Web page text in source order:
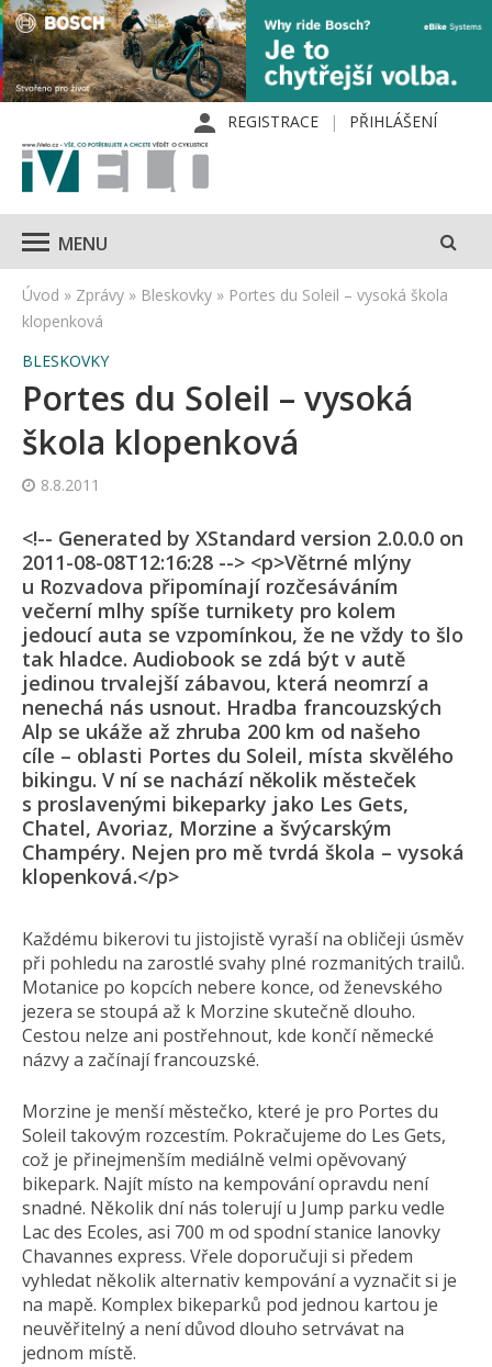
REGISTRACE PŘIHLÁŠENÍ
MENU
Úvod » Zprávy » Bleskovky » Portes du Soleil – vysoká škola
klopenková
BLESKOVKY
Portes du Soleil – vysoká
škola klopenková
8.8.2011
<!-- Generated by XStandard version 2.0.0.0 on
2011-08-08T12:16:28 --> <p>Větrné mlýny
u Rozvadova připomínají rozčesáváním
večerní mlhy spíše turnikety pro kolem
jedoucí auta se vzpomínkou, že ne vždy to šlo
tak hladce. Audiobook se zdá být v autě
jedinou trvalejší zábavou, která neomrzí a
nenechá nás usnout. Hradba francouzských
Alp se ukáže až zhruba 200 km od našeho
cíle – oblasti Portes du Soleil, místa skvělého
bikingu. V ní se nachází několik městeček
s proslavenými bikeparky jako Les Gets,
Chatel, Avoriaz, Morzine a švýcarským
Champéry. Nejen pro mě tvrdá škola – vysoká
klopenková.</p>
Každému bikerovi tu jistojistě vyraší na obličeji úsměv
při pohledu na zarostlé svahy plné rozmanitých trailů.
Motanice po kopcích nebere konce, od ženevského
jezera se stoupá až k Morzine skutečně dlouho.
Cestou nelze ani postřehnout, kde končí německé
názvy a začínají francouzské.
Morzine je menší městečko, které je pro Portes du
Soleil takovým rozcestím. Pokračujeme do Les Gets,
což je přinejmenším mediálně velmi opěvovaný
bikepark. Najít místo na kempování opravdu není
snadné. Několik dní nás tolerují u Jump parku vedle
Lac des Ecoles, asi 700 m od spodní stanice lanovky
Chavannes express. Vřele doporučuji si předem
vyhledat několik alternativ kempování a vyznačit si je
na mapě. Komplex bikeparků pod jednou kartou je
neuvěřitelný a není důvod dlouho setrvávat na
jednom místě.